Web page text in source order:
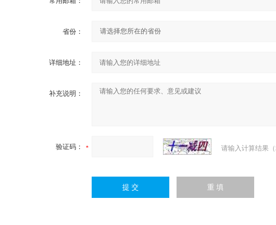
省份：
详细地址：
补充说明：
验证码： 请输入计算结果